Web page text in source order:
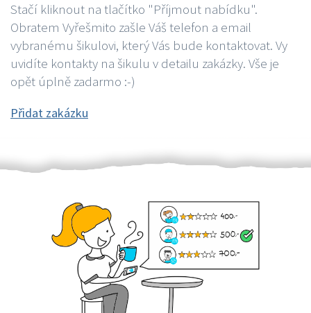
Stačí kliknout na tlačítko "Příjmout nabídku".
Obratem Vyřešmito zašle Váš telefon a email
vybranému šikulovi, který Vás bude kontaktovat. Vy
uvidíte kontakty na šikulu v detailu zakázky. Vše je
opět úplně zadarmo :-)
Přidat zakázku